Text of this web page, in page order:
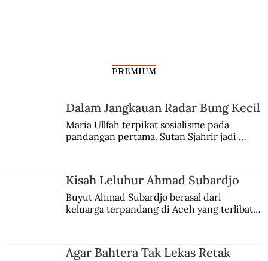
PREMIUM
Dalam Jangkauan Radar Bung Kecil
Maria Ullfah terpikat sosialisme pada
pandangan pertama. Sutan Sjahrir jadi
Kisah Leluhur Ahmad Subardjo
Buyut Ahmad Subardjo berasal dari
keluarga terpandang di Aceh yang terlibat
agama Islam. Anaknya mengikuti jejaknya.
Agar Bahtera Tak Lekas Retak